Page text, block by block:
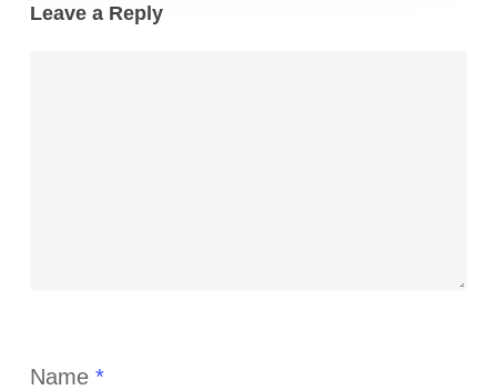
Leave a Reply
Name *